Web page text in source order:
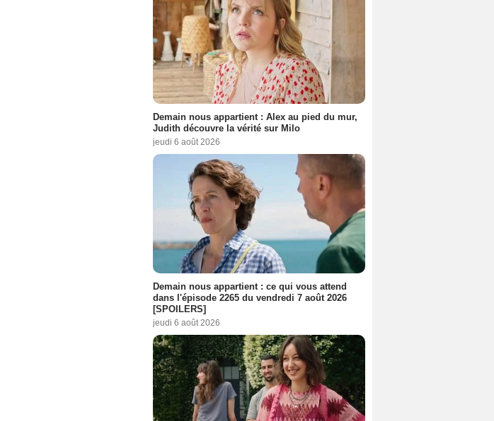
Demain nous appartient : Alex au pied du mur,
Judith découvre la vérité sur Milo
jeudi 6 août 2026
Demain nous appartient : ce qui vous attend
dans l'épisode 2265 du vendredi 7 août 2026
[SPOILERS]
jeudi 6 août 2026